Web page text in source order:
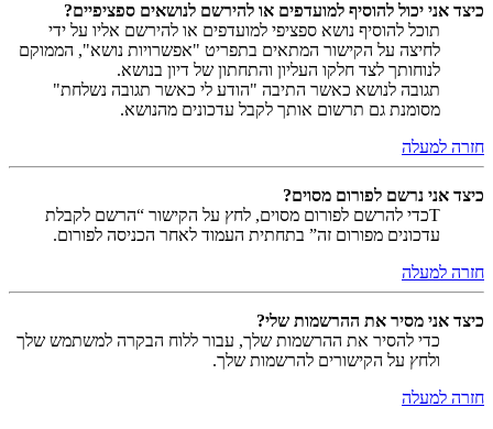
כיצד אני יכול להוסיף למועדפים או להירשם לנושאים ספציפיים?
תוכל להוסיף נושא ספציפי למועדפים או להירשם אליו על ידי
לחיצה על הקישור המתאים בתפריט "אפשרויות נושא", הממוקם
לנוחותך לצד חלקו העליון והתחתון של דיון בנושא.
תגובה לנושא כאשר התיבה "הודע לי כאשר תגובה נשלחת"
מסומנת גם תרשום אותך לקבל עדכונים מהנושא.
חזרה למעלה
כיצד אני נרשם לפורום מסוים?
Tכדי להרשם לפורום מסוים, לחץ על הקישור “הרשם לקבלת
עדכונים מפורום זה” בתחתית העמוד לאחר הכניסה לפורום.
חזרה למעלה
כיצד אני מסיר את ההרשמות שלי?
כדי להסיר את ההרשמות שלך, עבור ללוח הבקרה למשתמש שלך
ולחץ על הקישורים להרשמות שלך.
חזרה למעלה